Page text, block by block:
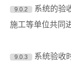
9.0.2
系统的验
施工等单位共同
9.0.3
系统验收